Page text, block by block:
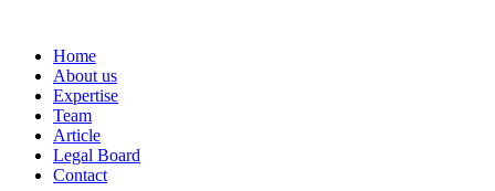
Home
About us
Expertise
Team
Article
Legal Board
Contact